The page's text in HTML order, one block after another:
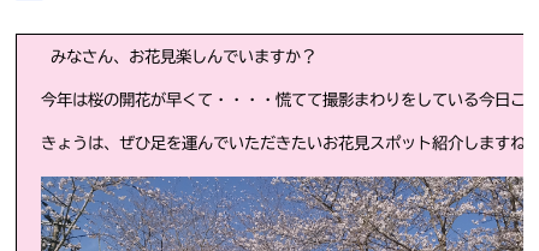
みなさん、お花見楽しんでいますか？
今年は桜の開花が早くて・・・・慌てて撮影まわりをしている今日こ
きょうは、ぜひ足を運んでいただきたいお花見スポット紹介しますね